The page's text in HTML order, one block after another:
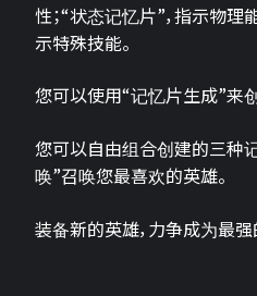
性；“状态记忆片”，指示物理
示特殊技能。
您可以使用“记忆片生成”来
您可以自由组合创建的三种
唤”召唤您最喜欢的英雄。
装备新的英雄，力争成为最强